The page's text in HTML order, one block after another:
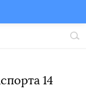
14